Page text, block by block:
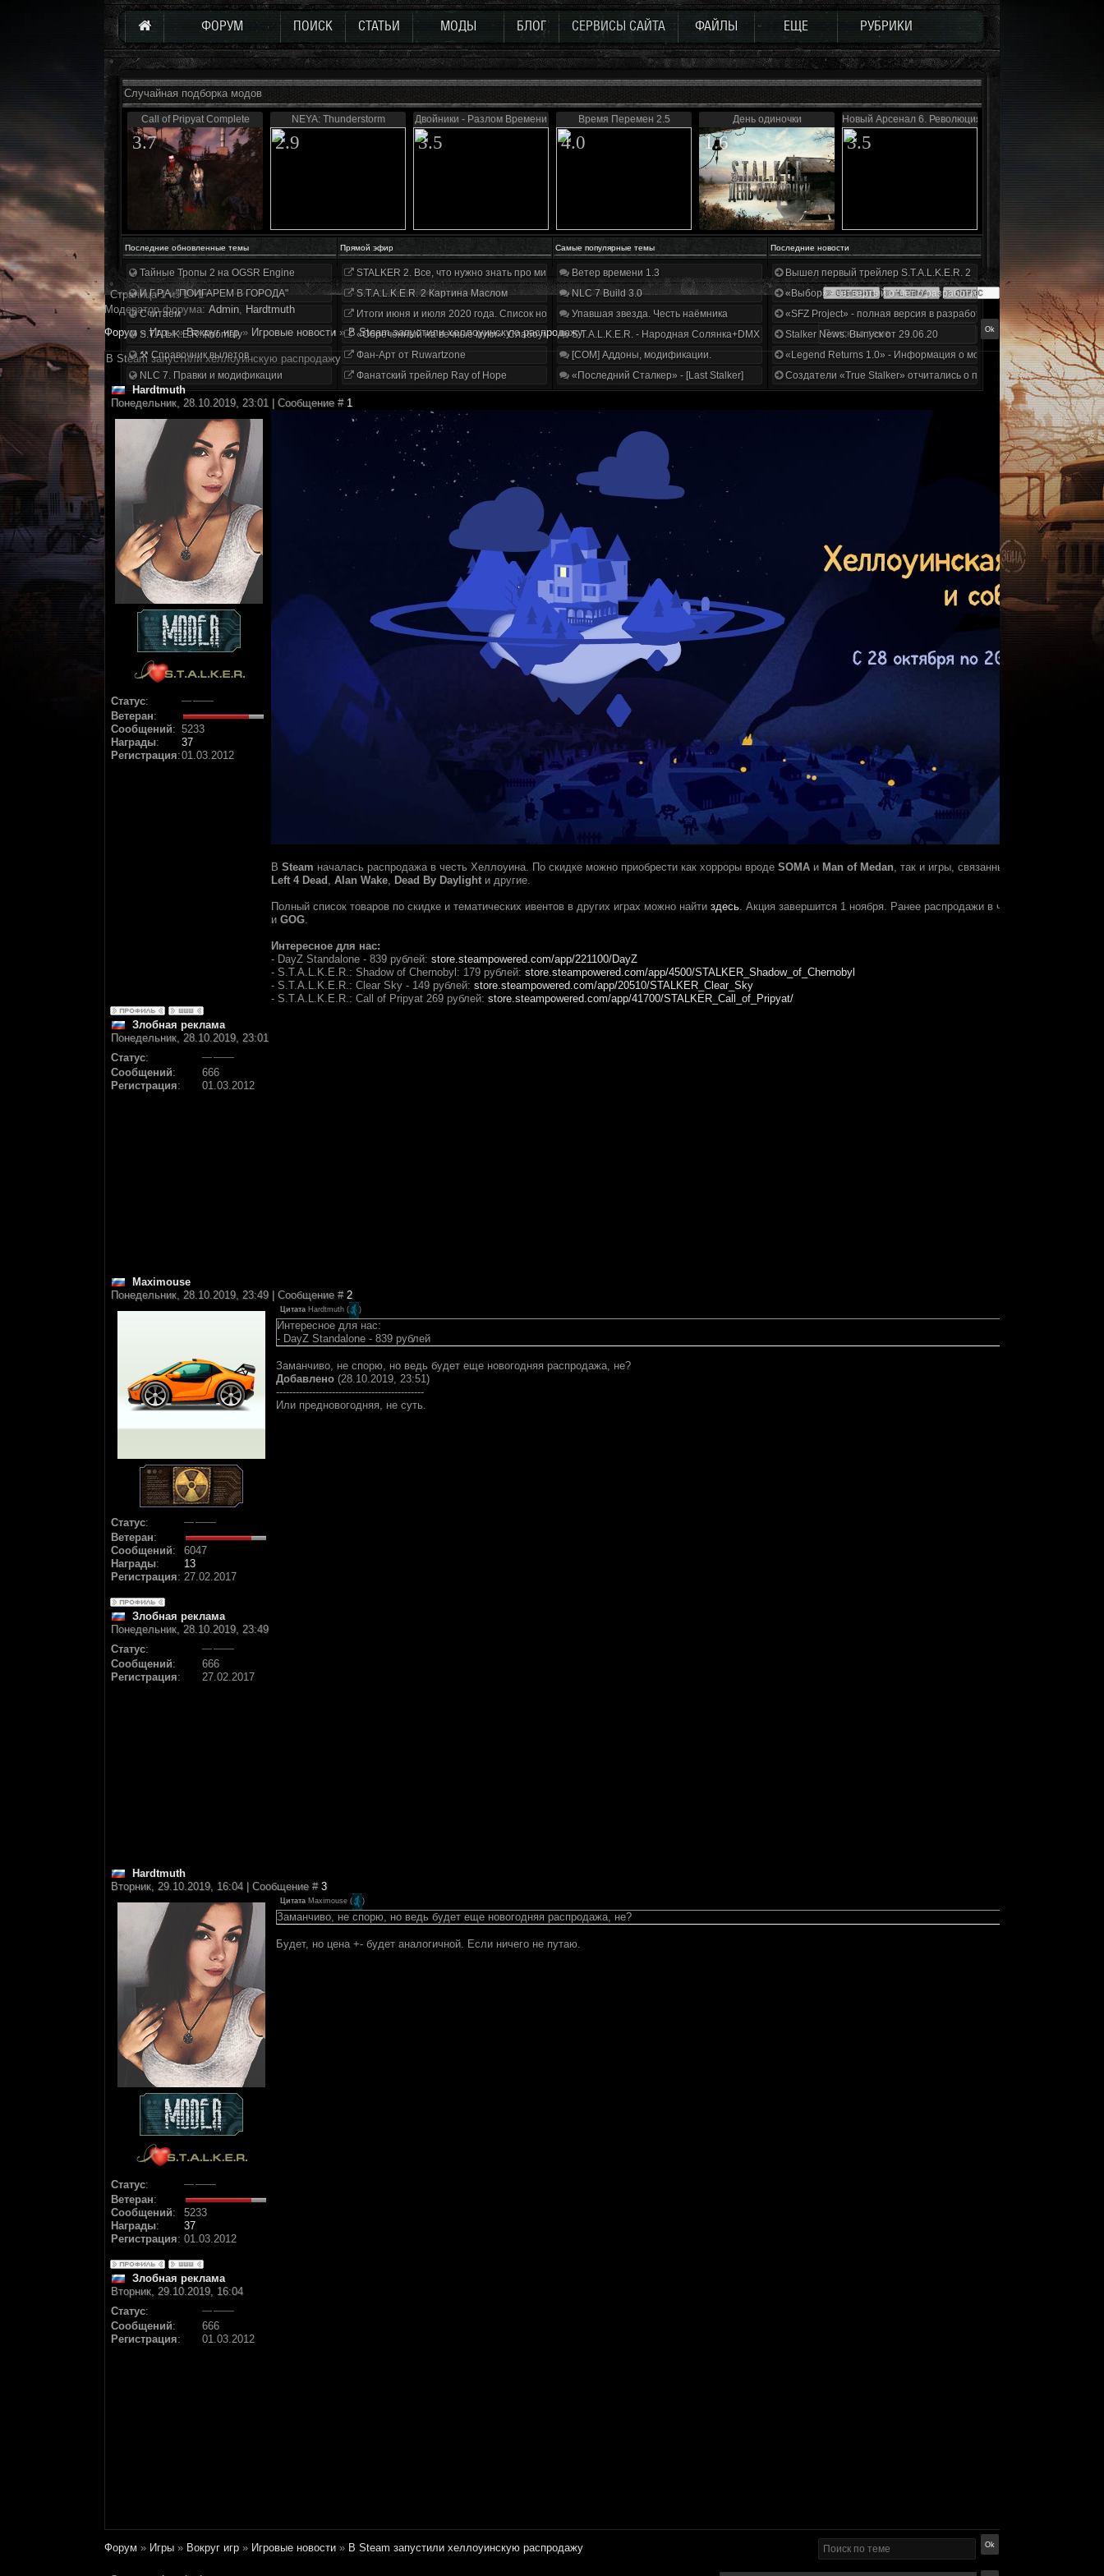
ФОРУМ ПОИСК СТАТЬИ МОДЫ БЛОГ СЕРВИСЫ САЙТА ФАЙЛЫ ЕЩЕ РУБРИКИ
Случайная подборка модов
Call of Pripyat Complete
3.7
NEYA: Thunderstorm
2.9
Двойники - Разлом Времени
3.5
Время Перемен 2.5
4.0
День одиночки
1.6
Новый Арсенал 6. Революция
3.5
Последние обновленные темы Прямой эфир Самые популярные темы Последние новости
Тайные Тропы 2 на OGSR Engine
И.Г.Р.А. "ПОИГАРЕМ В ГОРОДА"
Считаем
S.T.A.L.K.E.R. Anomaly
⚒ Справочник вылетов
NLC 7. Правки и модификации
STALKER 2. Все, что нужно знать про мир, геймплей и сюжет | Разбор трейлера
S.T.A.L.K.E.R. 2 Картина Маслом
Итоги июня и июля 2020 года. Список нововведений
«Обречённый на вечные муки». Слабоумие и отвага
Фан-Арт от Ruwartzone
Фанатский трейлер Ray of Hope
Ветер времени 1.3
NLC 7 Build 3.0
Упавшая звезда. Честь наёмника
S.T.A.L.K.E.R. - Народная Солянка+DMX 1.3.5.ООП.МА.К.
[COM] Аддоны, модификации.
«Последний Сталкер» - [Last Stalker]
Вышел первый трейлер S.T.A.L.K.E.R. 2
«Выбор» - четвертый отчет о разработке!
«SFZ Project» - полная версия в разработке!
Stalker News. Выпуск от 29.06.20
«Legend Returns 1.0» - Информация о моде за июнь 2020
Создатели «True Stalker» отчитались о проделанной работе
Страница1из1
1
Модератор форума: Аdmin, Hardtmuth
Форум » Игры » Вокруг игр » Игровые новости » В Steam запустили хеллоуинскую распродажу
В Steam запустили хеллоуинскую распродажу
Hardtmuth
Понедельник, 28.10.2019, 23:01 | Сообщение # 1
Статус:
Ветеран:
Сообщений: 5233
Награды:
37
Регистрация:01.03.2012
В Steam началась распродажа в честь Хеллоуина. По скидке можно приобрести как хорроры вроде SOMA и Man of Medan, так и игры, связанные с ужасами,
Left 4 Dead , Alan Wake, Dead By Daylight и другие.
Полный список товаров по скидке и тематических ивентов в других играх можно найти здесь. Акция завершится 1 ноября. Ранее распродажи в честь Хеллоуина
и GOG.
Интересное для нас:
- DayZ Standalone - 839 рублей: store.steampowered.com/app/221100/DayZ
- S.T.A.L.K.E.R.: Shadow of Chernobyl: 179 pублей: store.steampowered.com/app/4500/STALKER_Shadow_of_Chernobyl
- S.T.A.L.K.E.R.: Clear Sky - 149 рублей: store.steampowered.com/app/20510/STALKER_Clear_Sky
- S.T.A.L.K.E.R.: Call of Pripyat 269 рублей: store.steampowered.com/app/41700/STALKER_Call_of_Pripyat/
Злобная реклама
Понедельник, 28.10.2019, 23:01
Статус:
Сообщений:
666
Регистрация: 01.03.2012
Maximouse
Понедельник, 28.10.2019, 23:49 | Сообщение # 2
Статус:
Ветеран:
Сообщений:
6047
Награды:
13
Регистрация: 27.02.2017
Цитата Hardtmuth ( )
Интересное для нас:
- DayZ Standalone - 839 рублей
Заманчиво, не спорю, но ведь будет еще новогодняя распродажа, не?
Добавлено (28.10.2019, 23:51)
---------------------------------------------
Или предновогодняя, не суть.
Злобная реклама
Понедельник, 28.10.2019, 23:49
Статус:
Сообщений:
666
Регистрация: 27.02.2017
Hardtmuth
Вторник, 29.10.2019, 16:04 | Сообщение # 3
Статус:
Ветеран:
Сообщений:
5233
Награды:
37
Регистрация: 01.03.2012
Цитата Maximouse ( )
Заманчиво, не спорю, но ведь будет еще новогодняя распродажа, не?
Будет, но цена +- будет аналогичной. Если ничего не путаю.
Злобная реклама
Вторник, 29.10.2019, 16:04
Статус:
Сообщений:
666
Регистрация: 01.03.2012
Форум » Игры » Вокруг игр » Игровые новости » В Steam запустили хеллоуинскую распродажу